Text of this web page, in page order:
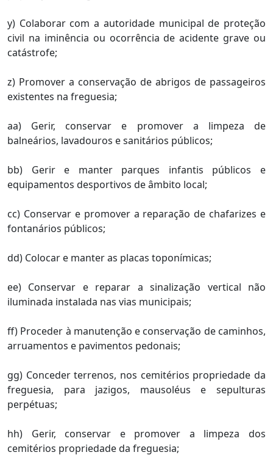
y) Colaborar com a autoridade municipal de proteção
civil na iminência ou ocorrência de acidente grave ou
catástrofe;
z) Promover a conservação de abrigos de passageiros
existentes na freguesia;
aa) Gerir, conservar e promover a limpeza de
balneários, lavadouros e sanitários públicos;
bb) Gerir e manter parques infantis públicos e
equipamentos desportivos de âmbito local;
cc) Conservar e promover a reparação de chafarizes e
fontanários públicos;
dd) Colocar e manter as placas toponímicas;
ee) Conservar e reparar a sinalização vertical não
iluminada instalada nas vias municipais;
ff) Proceder à manutenção e conservação de caminhos,
arruamentos e pavimentos pedonais;
gg) Conceder terrenos, nos cemitérios propriedade da
freguesia, para jazigos, mausoléus e sepulturas
perpétuas;
hh) Gerir, conservar e promover a limpeza dos
cemitérios propriedade da freguesia;